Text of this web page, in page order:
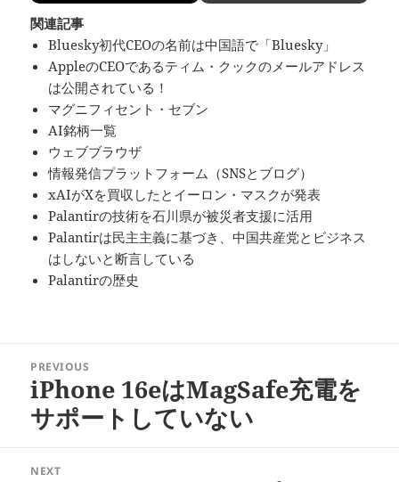
関連記事
Bluesky初代CEOの名前は中国語で「Bluesky」
AppleのCEOであるティム・クックのメールアドレス
は公開されている！
マグニフィセント・セブン
AI銘柄一覧
ウェブブラウザ
情報発信プラットフォーム（SNSとブログ）
xAIがXを買収したとイーロン・マスクが発表
Palantirの技術を石川県が被災者支援に活用
Palantirは民主主義に基づき、中国共産党とビジネス
はしないと断言している
Palantirの歴史
PREVIOUS
Previous
post:
iPhone 16eはMagSafe充電を
サポートしていない
NEXT